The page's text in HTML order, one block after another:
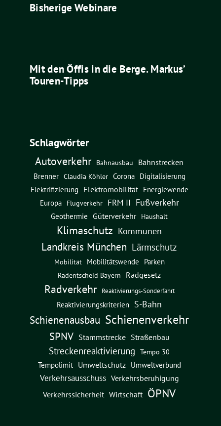
Bisherige Webinare
Mit den Öffis in die Berge. Markus’
Touren-Tipps
Schlagwörter
Autoverkehr Bahnausbau
Bahnstrecken
Brenner Claudia Köhler Corona
Digitalisierung
Elektrifizierung
Elektromobilität Energiewende
Europa Flugverkehr FRM II Fußverkehr
Geothermie Güterverkehr Haushalt
Klimaschutz Kommunen
Landkreis München Lärmschutz
Mobilität Mobilitätswende Parken
Radentscheid Bayern Radgesetz
Radverkehr Reaktivierungs-Sonderfahrt
Reaktivierungskriterien S-Bahn
Schienenausbau Schienenverkehr
SPNV Stammstrecke Straßenbau
Streckenreaktivierung Tempo 30
Tempolimit Umweltschutz Umweltverbund
Verkehrsausschuss Verkehrsberuhigung
Verkehrssicherheit Wirtschaft ÖPNV